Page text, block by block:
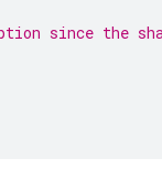
since the